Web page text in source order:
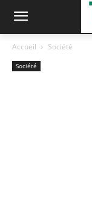
Accueil Société
Société